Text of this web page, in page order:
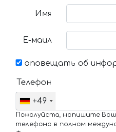
Имя
Е-маил
оповещать об
Телефон
+49
Пожалуйста, напишите
телефона в полном